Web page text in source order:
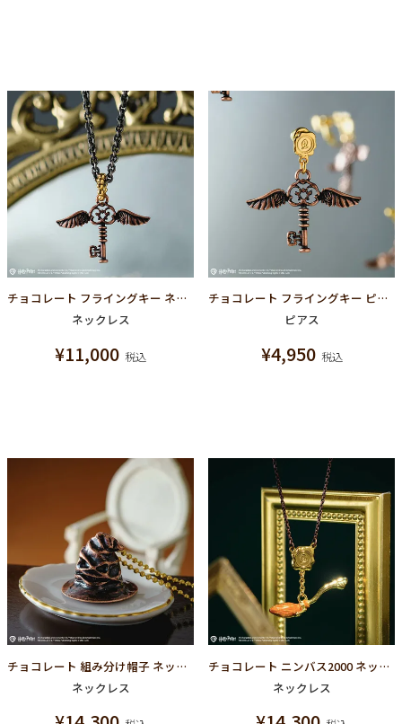
チョコレート フライングキー ネックレス【ハリーポッターコラボ】
ネックレス
¥11,000 税込
チョコレート フライングキー ピアス【ハリーポッターコラボ】
ピアス
¥4,950 税込
チョコレート 組み分け帽子 ネックレス【ハリーポッターコラボ】
ネックレス
チョコレート ニンバス2000 ネックレス【ハリーポッターコラボ】
ネックレス